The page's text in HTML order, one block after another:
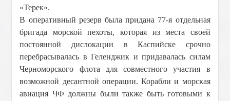
«Терек».
В оперативный резерв была придана 77-я отдельная
бригада морской пехоты, которая из места своей
постоянной дислокации в Каспийске срочно
перебрасывалась в Геленджик и придавалась силам
Черноморского флота для совместного участия в
возможной десантной операции. Корабли и морская
авиация ЧФ должны были также быть готовыми к